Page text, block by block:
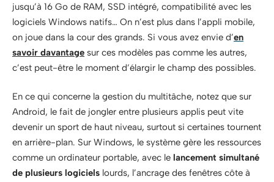
jusqu’à 16 Go de RAM, SSD intégré, compatibilité avec les
logiciels Windows natifs… On n’est plus dans l’appli mobile,
on joue dans la cour des grands. Si vous avez envie d’en
savoir davantage sur ces modèles pas comme les autres,
c’est peut-être le moment d’élargir le champ des possibles.
En ce qui concerne la gestion du multitâche, notez que sur
Android, le fait de jongler entre plusieurs applis peut vite
devenir un sport de haut niveau, surtout si certaines tournent
en arrière-plan. Sur Windows, le système gère les ressources
comme un ordinateur portable, avec le lancement simultané
de plusieurs logiciels lourds, l’ancrage des fenêtres côte à